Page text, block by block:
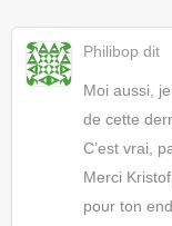
Philibop dit
Moi aussi,
de cette
C’est vrai,
Merci
pour ton